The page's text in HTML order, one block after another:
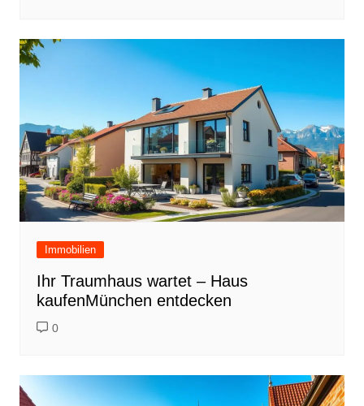
Immobilien
Ihr Traumhaus wartet – Haus
kaufenMünchen entdecken
0